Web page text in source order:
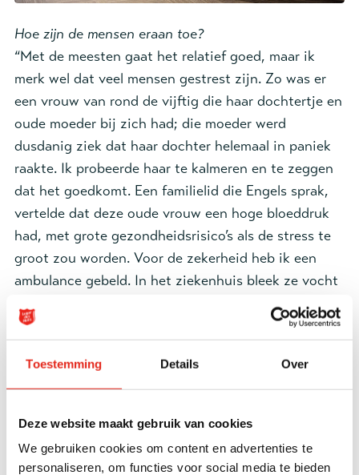
Toestemming Details Over
Deze website maakt gebruik van cookies
We gebruiken cookies om content en advertenties te
personaliseren, om functies voor social media te bieden
Hoe zijn de mensen eraan toe?
“Met de meesten gaat het relatief goed, maar ik
merk wel dat veel mensen gestrest zijn. Zo was er
een vrouw van rond de vijftig die haar dochtertje en
oude moeder bij zich had; die moeder werd
dusdanig ziek dat haar dochter helemaal in paniek
raakte. Ik probeerde haar te kalmeren en te zeggen
dat het goedkomt. Een familielid die Engels sprak,
vertelde dat deze oude vrouw een hoge bloeddruk
had, met grote gezondheidsrisico’s als de stress te
groot zou worden. Voor de zekerheid heb ik een
ambulance gebeld. In het ziekenhuis bleek ze vocht
achter de longen te hebben. Een dag later mocht ze
weer naar ons terug. We zien vooral moeders met
jaar achter moeten blijven om te vechten. Er zijn
ook veel ouderen, omdat het in Oekraïne normaal is
om je ouders in huis te nemen.”
Wat doen hun verhalen met jou?